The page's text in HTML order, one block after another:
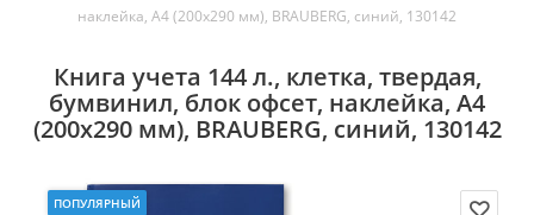
наклейка, А4 (200х290 мм), BRAUBERG, синий, 130142
Книга учета 144 л., клетка, твердая,
бумвинил, блок офсет, наклейка, А4
(200х290 мм), BRAUBERG, синий, 130142
ПОПУЛЯРНЫЙ